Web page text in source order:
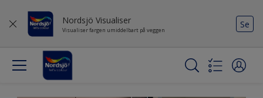
Nordsjö Visualiser
Visualiser fargen umiddelbart på veggen
Se